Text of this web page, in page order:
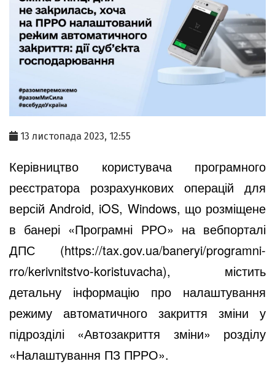
13 листопада 2023, 12:55
Керівництво користувача програмного
реєстратора розрахункових операцій для
версій Android, iOS, Windows, що розміщене
в банері «Програмні РРО» на вебпорталі
ДПС (https://tax.gov.ua/baneryi/programni-
rro/kerivnitstvo-koristuvacha), містить
детальну інформацію про налаштування
режиму автоматичного закриття зміни у
підрозділі «Автозакриття зміни» розділу
«Налаштування ПЗ ПРРО».